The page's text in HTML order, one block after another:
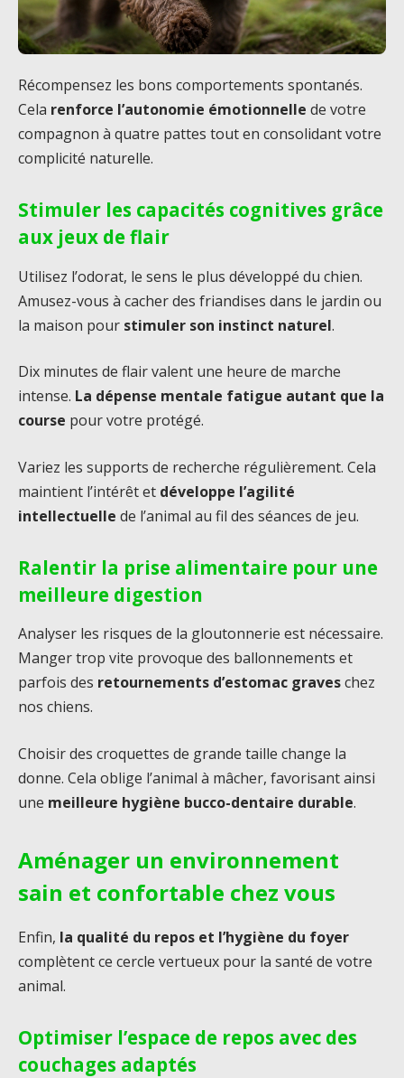
Récompensez les bons comportements spontanés.
Cela renforce l’autonomie émotionnelle de votre
compagnon à quatre pattes tout en consolidant votre
complicité naturelle.
Stimuler les capacités cognitives grâce
aux jeux de flair
Utilisez l’odorat, le sens le plus développé du chien.
Amusez-vous à cacher des friandises dans le jardin ou
la maison pour stimuler son instinct naturel.
Dix minutes de flair valent une heure de marche
intense. La dépense mentale fatigue autant que la
course pour votre protégé.
Variez les supports de recherche régulièrement. Cela
maintient l’intérêt et développe l’agilité
intellectuelle de l’animal au fil des séances de jeu.
Ralentir la prise alimentaire pour une
meilleure digestion
Analyser les risques de la gloutonnerie est nécessaire.
Manger trop vite provoque des ballonnements et
parfois des retournements d’estomac graveschez
nos chiens.
Choisir des croquettes de grande taille change la
donne. Cela oblige l’animal à mâcher, favorisant ainsi
une meilleure hygiène bucco-dentaire durable.
Aménager un environnement
sain et confortable chez vous
Enfin, la qualité du repos et l’hygiène du foyer
complètent ce cercle vertueux pour la santé de votre
animal.
Optimiser l’espace de repos avec des
couchages adaptés